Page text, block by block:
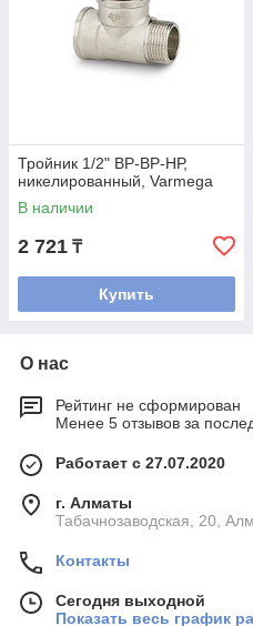
Тройник 1/2" ВР-ВР-НР,
никелированный, Varmega
В наличии
2 721 ₸
Купить
О нас
Рейтинг не сформирован
Менее 5 отзывов за
Работает с 27.07.2020
г. Алматы
Табачнозаводская, 20,
Контакты
Сегодня выходной
Показать весь график